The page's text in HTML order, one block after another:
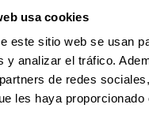
usa cookies
este sitio web se usan
y analizar el tráfico.
de redes
les haya